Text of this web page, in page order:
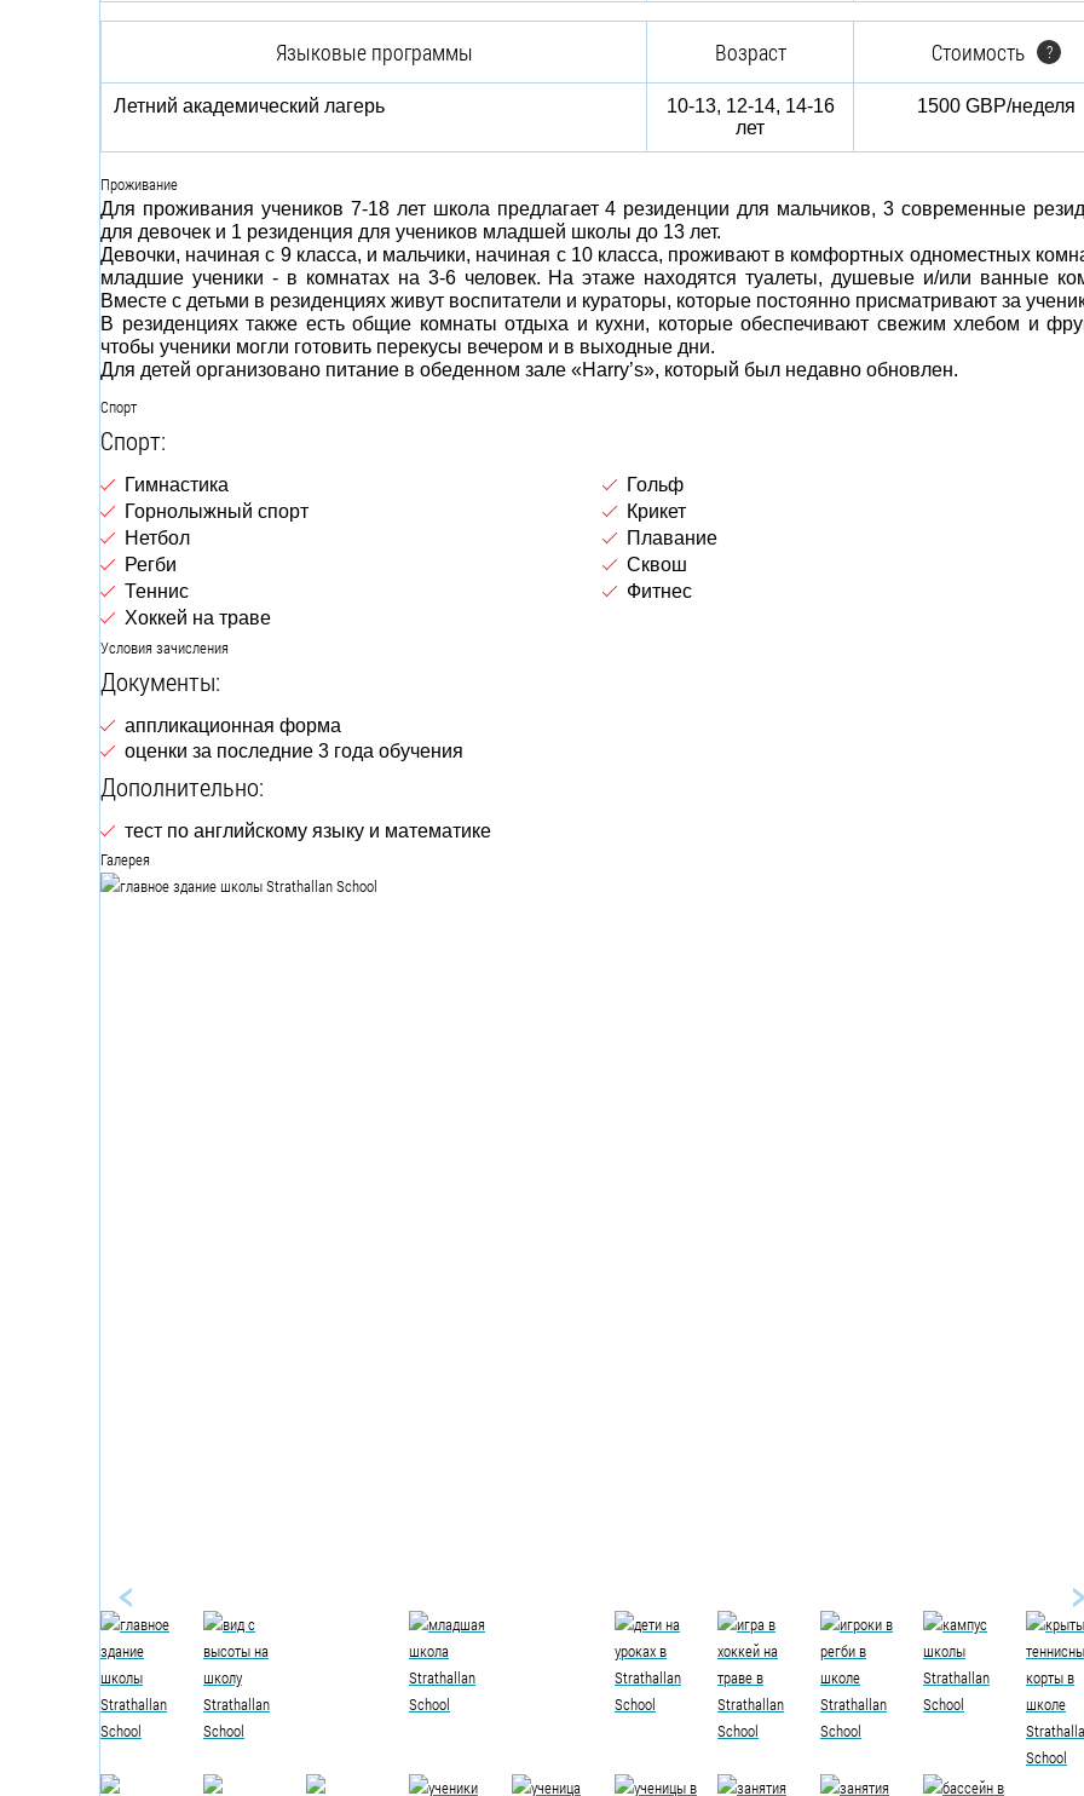
Языковые программы Возраст Стоимость ?
Летний академический лагерь
10-13, 12-14, 14-16
лет
1500 GBP/неделя
Проживание
Для проживания учеников 7-18 лет школа предлагает 4 резиденции для мальчиков, 3 современные
для девочек и 1 резиденция для учеников младшей школы до 13 лет.
Девочки, начиная с 9 класса, и мальчики, начиная с 10 класса, проживают в комфортных одноместных
младшие ученики - в комнатах на 3-6 человек. На этаже находятся туалеты, душевые и/или ванные
Вместе с детьми в резиденциях живут воспитатели и кураторы, которые постоянно присматривают за
В резиденциях также есть общие комнаты отдыха и кухни, которые обеспечивают свежим хлебом и
чтобы ученики могли готовить перекусы вечером и в выходные дни.
Для детей организовано питание в обеденном зале «Harry’s», который был недавно обновлен.
Спорт
Спорт:
Гимнастика
Гольф
Горнолыжный спорт
Крикет
Нетбол
Плавание
Регби
Сквош
Теннис
Фитнес
Хоккей на траве
Условия зачисления
Документы:
аппликационная форма
оценки за последние 3 года обучения
Дополнительно:
тест по английскому языку и математике
Галерея